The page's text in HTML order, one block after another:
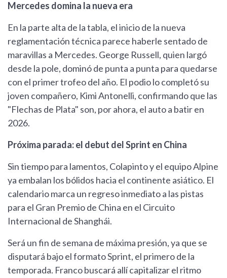
Mercedes domina la nueva era
En la parte alta de la tabla, el inicio de la nueva
reglamentación técnica parece haberle sentado de
maravillas a Mercedes. George Russell, quien largó
desde la pole, dominó de punta a punta para quedarse
con el primer trofeo del año. El podio lo completó su
joven compañero, Kimi Antonelli, confirmando que las
"Flechas de Plata" son, por ahora, el auto a batir en
2026.
Próxima parada: el debut del Sprint en China
Sin tiempo para lamentos, Colapinto y el equipo Alpine
ya embalan los bólidos hacia el continente asiático. El
calendario marca un regreso inmediato a las pistas
para el Gran Premio de China en el Circuito
Internacional de Shanghái.
Será un fin de semana de máxima presión, ya que se
disputará bajo el formato Sprint, el primero de la
temporada. Franco buscará allí capitalizar el ritmo